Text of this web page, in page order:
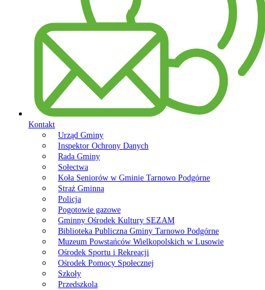
Kontakt
Urząd Gminy
Inspektor Ochrony Danych
Rada Gminy
Sołectwa
Koła Seniorów w Gminie Tarnowo Podgórne
Straż Gminna
Policja
Pogotowie gazowe
Gminny Ośrodek Kultury SEZAM
Biblioteka Publiczna Gminy Tarnowo Podgórne
Muzeum Powstańców Wielkopolskich w Lusowie
Ośrodek Sportu i Rekreacji
Ośrodek Pomocy Społecznej
Szkoły
Przedszkola